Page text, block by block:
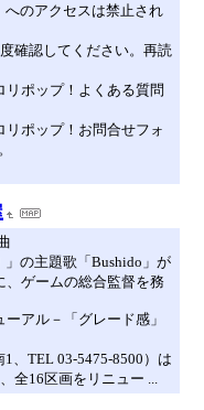
のアクセスは禁止され
確認してください。再読
リポップ！よくある質問
リポップ！お問合せフォ
の主題歌「Bushido」が
、ゲームの総合監督を務
アル－「グレード感」
、TEL 03-5475-8500）は
全16区画をリニュー ...